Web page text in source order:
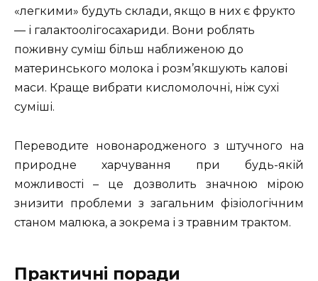
«легкими» будуть склади, якщо в них є фрукто
— і галактоолігосахариди. Вони роблять
поживну суміш більш наближеною до
материнського молока і розм’якшують калові
маси. Краще вибрати кисломолочні, ніж сухі
суміші.
Переводите новонародженого з штучного на
природне харчування при будь-якій
можливості – це дозволить значною мірою
знизити проблеми з загальним фізіологічним
станом малюка, а зокрема і з травним трактом.
Практичні поради